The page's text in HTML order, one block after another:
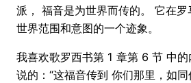
派， 福音是为世界而传的。 它在
世界范围和意图的一个迹象。
我喜欢歌罗西书第 1 章第 6 节 中
说的：“这福音传到 你们那里，如